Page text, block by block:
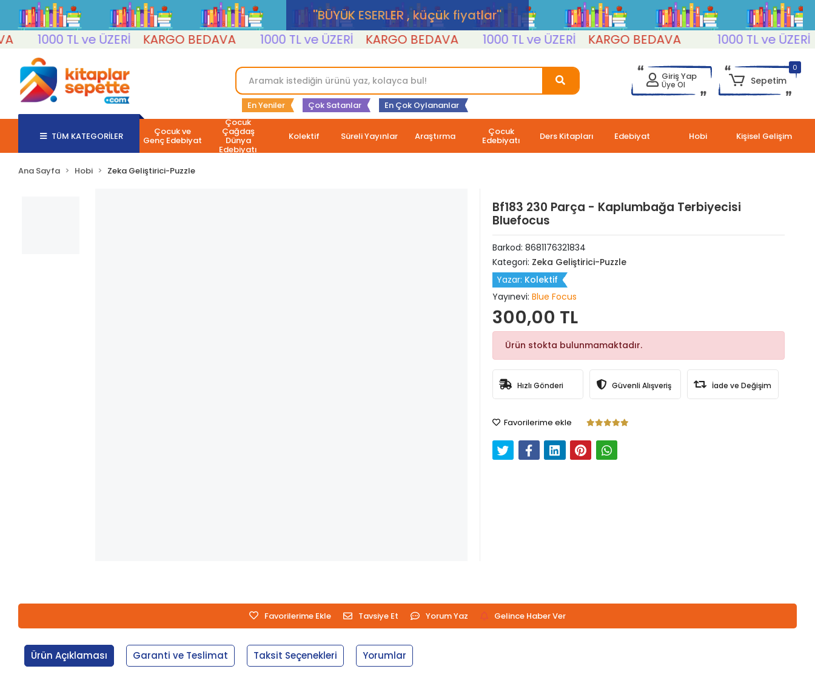
''BÜYÜK ESERLER , küçük fiyatlar''
1000 TL ve ÜZERİ
KARGO BEDAVA 1000 TL ve ÜZERİ KARGO BEDAVA 1000 TL ve ÜZERİ KARGO BEDAVA 1000 TL ve ÜZERİ
En Yeniler Çok Satanlar En Çok Oylananlar
Giriş Yap
Üye Ol
0
Sepetim
TÜM KATEGORİLER Çocuk ve
Genç Edebiyat
Çocuk
Çağdaş
Dünya
Edebiyatı
Kolektif Süreli Yayınlar Araştırma Çocuk
Edebiyatı Ders Kitapları Edebiyat Hobi Kişisel Gelişim
Ana Sayfa Hobi Zeka Geliştirici-Puzzle
Bf183 230 Parça - Kaplumbağa Terbiyecisi
Bluefocus
Barkod: 8681176321834
Kategori: Zeka Geliştirici-Puzzle
Yazar: Kolektif
Yayınevi: Blue Focus
300,00 TL
Ürün stokta bulunmamaktadır.
Hızlı Gönderi Güvenli Alışveriş İade ve Değişim
Favorilerime ekle
Favorilerime Ekle Tavsiye Et Yorum Yaz Gelince Haber Ver
Ürün Açıklaması Garanti ve Teslimat Taksit Seçenekleri Yorumlar